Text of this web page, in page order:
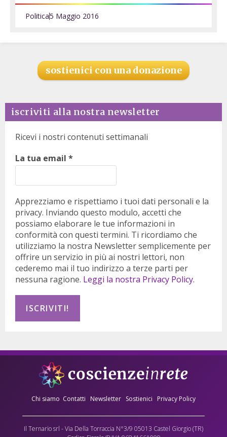
Politica5 Maggio 2016
sostienici con una donazione
iscriviti alla nostra newsletter
Ricevi i nostri contenuti settimanali
La tua email *
Apprezziamo e rispettiamo i tuoi dati personali e la
privacy. Inviando questo modulo, accetti che
possiamo elaborare le tue informazioni in
conformità con questi termini. Ti ricordiamo che
utilizziamo la nostra Newsletter semplicemente per
offrire un servizio in più ai nostri lettori, non
cederemo mai il tuo indirizzo a terze parti per
nessuna ragione. Leggi la nostra Privacy Policy.
Chi siamo Contatti Newsletter Sostienici Privacy Policy
Il Ternario srl - Via Della Torraccia N°3/9 05013 Castel Giorgio (TR)